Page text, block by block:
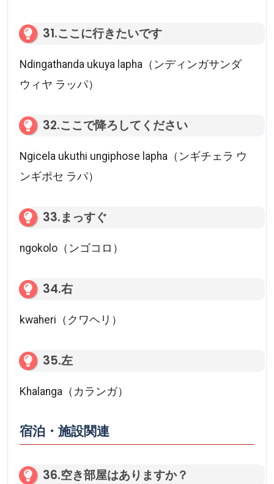
31.ここに行きたいです
Ndingathanda ukuya lapha（ンディンガサンダ
ウィヤ ラッパ）
32.ここで降ろしてください
Ngicela ukuthi ungiphose lapha（ンギチェラ ウ
ンギポセ ラパ）
33.まっすぐ
ngokolo（ンゴコロ）
34.右
kwaheri（クワヘリ）
35.左
Khalanga（カランガ）
宿泊・施設関連
36.空き部屋はありますか？